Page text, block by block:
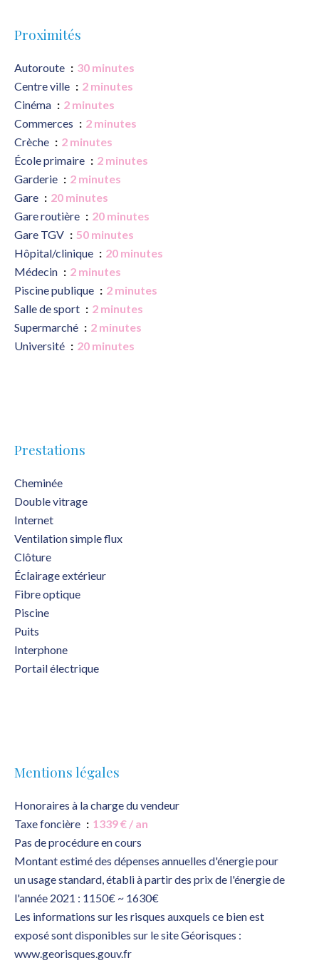
Proximités
Autoroute
30 minutes
Centre ville
2 minutes
Cinéma
2 minutes
Commerces
2 minutes
Crèche
2 minutes
École primaire
2 minutes
Garderie
2 minutes
Gare
20 minutes
Gare routière
20 minutes
Gare TGV
50 minutes
Hôpital/clinique
20 minutes
Médecin
2 minutes
Piscine publique
2 minutes
Salle de sport
2 minutes
Supermarché
2 minutes
Université
20 minutes
Prestations
Cheminée
Double vitrage
Internet
Ventilation simple flux
Clôture
Éclairage extérieur
Fibre optique
Piscine
Puits
Interphone
Portail électrique
Mentions légales
Honoraires à la charge du vendeur
Taxe foncière
1339 € / an
Pas de procédure en cours
Montant estimé des dépenses annuelles d'énergie pour
un usage standard, établi à partir des prix de l'énergie de
l'année 2021 : 1150€ ~ 1630€
Les informations sur les risques auxquels ce bien est
exposé sont disponibles sur le site Géorisques :
www.georisques.gouv.fr